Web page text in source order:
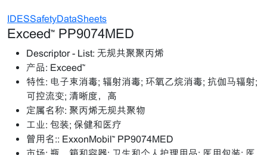
IDESSafetyDataSheets
Exceed™ PP9074MED
Descriptor - List: 无规共聚聚丙烯
产品: Exceed™
特性: 电子束消毒; 辐射消毒; 环氧乙烷消毒; 抗伽马辐射;
可控流变; 清晰度，高
定属名称: 聚丙烯无规共聚物
工业: 包装; 保健和医疗
曾用名:: ExxonMobil™ PP9074MED